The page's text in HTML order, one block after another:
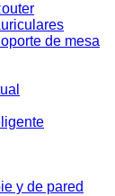
de mesa
y de pared